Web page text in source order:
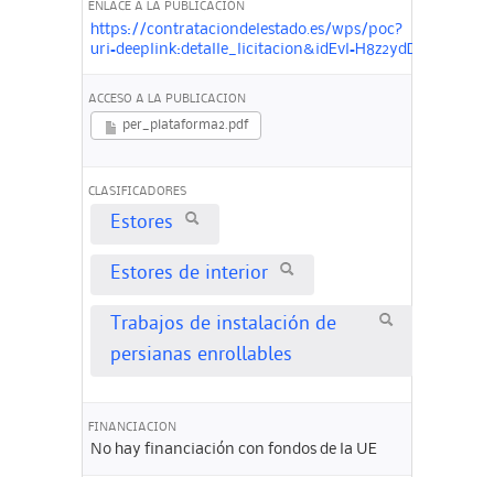
ENLACE A LA PUBLICACIÓN
https://contrataciondelestado.es/wps/poc?
ACCESO A LA PUBLICACION
per_plataforma2.pdf
CLASIFICADORES
Estores
Estores de interior
Trabajos de instalación de
persianas enrollables
FINANCIACION
No hay financiación con fondos de la UE